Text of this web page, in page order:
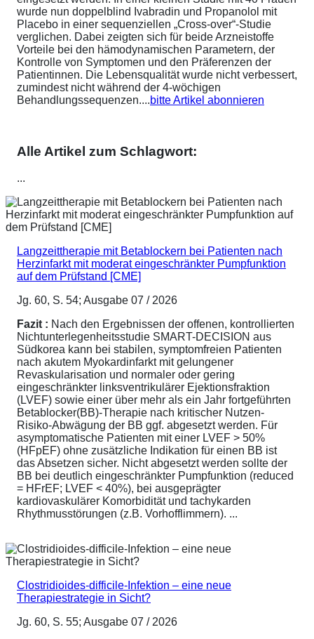
wurde nun doppelblind Ivabradin und Propanolol mit
Placebo in einer sequenziellen „Cross-over“-Studie
verglichen. Dabei zeigten sich für beide Arzneistoffe
Vorteile bei den hämodynamischen Parametern, der
Kontrolle von Symptomen und den Präferenzen der
Patientinnen. Die Lebensqualität wurde nicht verbessert,
zumindest nicht während der 4-wöchigen
Behandlungssequenzen....bitte Artikel abonnieren
Alle Artikel zum Schlagwort:
...
Langzeittherapie mit Betablockern bei Patienten nach
Herzinfarkt mit moderat eingeschränkter Pumpfunktion
auf dem Prüfstand [CME]
Jg. 60, S. 54; Ausgabe 07 / 2026
Fazit : Nach den Ergebnissen der offenen, kontrollierten
Nichtunterlegenheitsstudie SMART-DECISION aus
Südkorea kann bei stabilen, symptomfreien Patienten
nach akutem Myokardinfarkt mit gelungener
Revaskularisation und normaler oder gering
eingeschränkter linksventrikulärer Ejektionsfraktion
(LVEF) sowie einer über mehr als ein Jahr fortgeführten
Betablocker(BB)-Therapie nach kritischer Nutzen-
Risiko-Abwägung der BB ggf. abgesetzt werden. Für
asymptomatische Patienten mit einer LVEF > 50%
(HFpEF) ohne zusätzliche Indikation für einen BB ist
das Absetzen sicher. Nicht abgesetzt werden sollte der
BB bei deutlich eingeschränkter Pumpfunktion (reduced
= HFrEF; LVEF < 40%), bei ausgeprägter
kardiovaskulärer Komorbidität und tachykarden
Rhythmusstörungen (z.B. Vorhofflimmern). ...
Clostridioides-difficile-Infektion – eine neue
Therapiestrategie in Sicht?
Jg. 60, S. 55; Ausgabe 07 / 2026